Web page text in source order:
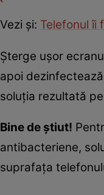
Vezi și: Telefonul îi
Șterge ușor
apoi
soluția rezultată
Bine de știut!
antibacteriene,
suprafața